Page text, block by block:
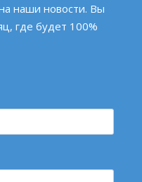
наши новости. Вы
где будет 100%